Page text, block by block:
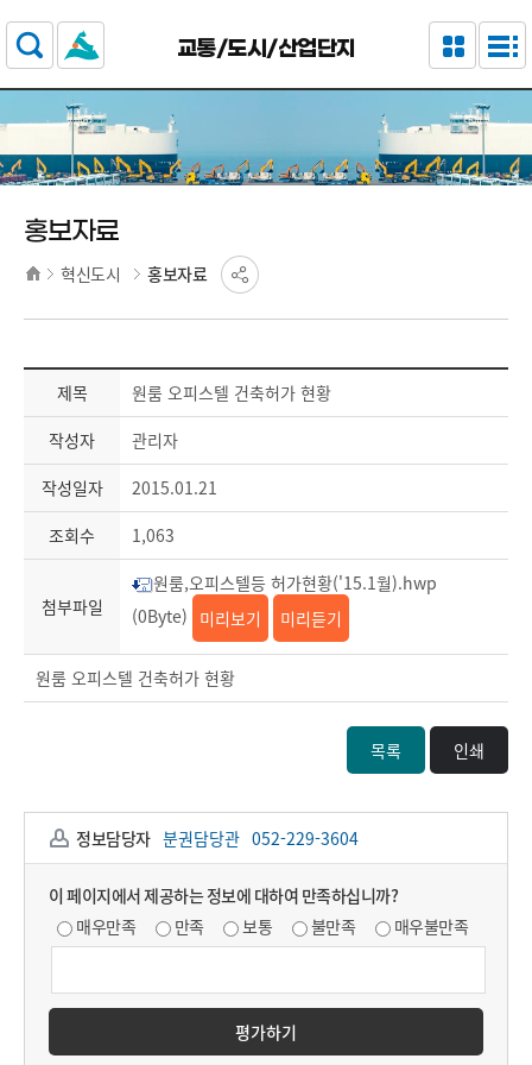
주요 메뉴로 건너뛰기
본문으로가기
교통/도시/산업단지
홍보자료
혁신도시 홍보자료
제목
원룸 오피스텔 건축허가 현황
작성자
관리자
작성일자
2015.01.21
조회수
1,063
첨부파일
원룸,오피스텔등 허가현황('15.1월).hwp
(0Byte) 미리보기 미리듣기
원룸 오피스텔 건축허가 현황
목록 인쇄
정보담당자 분권담당관 052-229-3604
이 페이지에서 제공하는 정보에 대하여 만족하십니까?
매우만족
만족 보통 불만족 매우불만족
평가하기